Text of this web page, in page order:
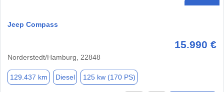
Jeep Compass
15.990 €
Norderstedt/Hamburg, 22848
129.437 km Diesel 125 kw (170 PS)